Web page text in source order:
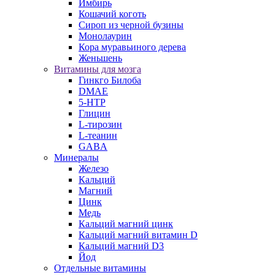
Имбирь
Кошачий коготь
Сироп из черной бузины
Монолаурин
Кора муравьиного дерева
Женьшень
Витамины для мозга
Гинкго Билоба
DMAE
5-HTP
Глицин
L-тирозин
L-теанин
GABA
Минералы
Железо
Кальций
Магний
Цинк
Медь
Кальций магний цинк
Кальций магний витамин D
Кальций магний D3
Йод
Отдельные витамины